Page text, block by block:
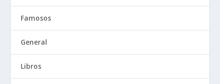
Famosos
General
Libros